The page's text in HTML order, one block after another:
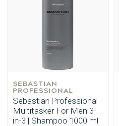
SEBASTIAN
PROFESSIONAL
Sebastian Professional -
Multitasker For Men 3-
in-3 | Shampoo 1000 ml